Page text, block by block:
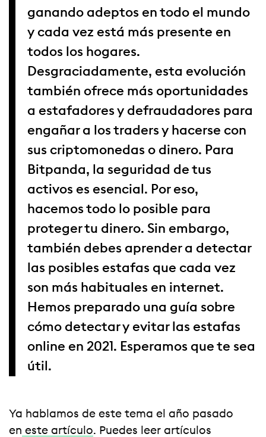
ganando adeptos en todo el mundo
y cada vez está más presente en
todos los hogares.
Desgraciadamente, esta evolución
también ofrece más oportunidades
a estafadores y defraudadores para
engañar a los traders y hacerse con
sus criptomonedas o dinero. Para
Bitpanda, la seguridad de tus
activos es esencial. Por eso,
hacemos todo lo posible para
proteger tu dinero. Sin embargo,
también debes aprender a detectar
las posibles estafas que cada vez
son más habituales en internet.
Hemos preparado una guía sobre
cómo detectar y evitar las estafas
online en 2021. Esperamos que te sea
útil.
Ya hablamos de este tema el año pasado
en este artículo. Puedes leer artículos